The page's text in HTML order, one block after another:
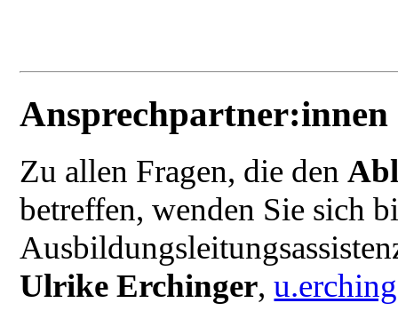
Ansprechpartner:innen
Zu allen Fragen, die den
betreffen, wenden Sie sich
Ulrike Erchinger,